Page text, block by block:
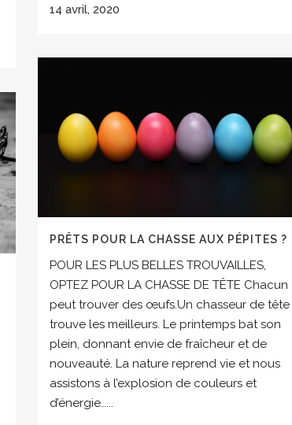
14 avril, 2020
PRÊTS POUR LA CHASSE AUX PÉPITES ?
POUR LES PLUS BELLES TROUVAILLES,
OPTEZ POUR LA CHASSE DE TÊTE Chacun
peut trouver des œufs.Un chasseur de tête
trouve les meilleurs. Le printemps bat son
plein, donnant envie de fraîcheur et de
nouveauté. La nature reprend vie et nous
assistons à l’explosion de couleurs et
d’énergie…...